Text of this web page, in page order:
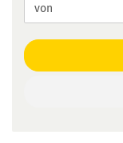
Preis bis